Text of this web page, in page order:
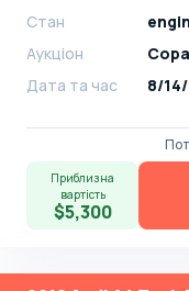
Стан
Аукціон
Дата та час
8/
Приблизна
вартість
$5,300